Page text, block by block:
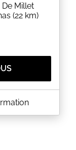
Millet
(22 km)
prestations
des